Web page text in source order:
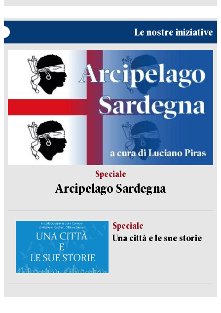
Le nostre iniziative
Speciale
Arcipelago Sardegna
Speciale
Una città e le sue storie